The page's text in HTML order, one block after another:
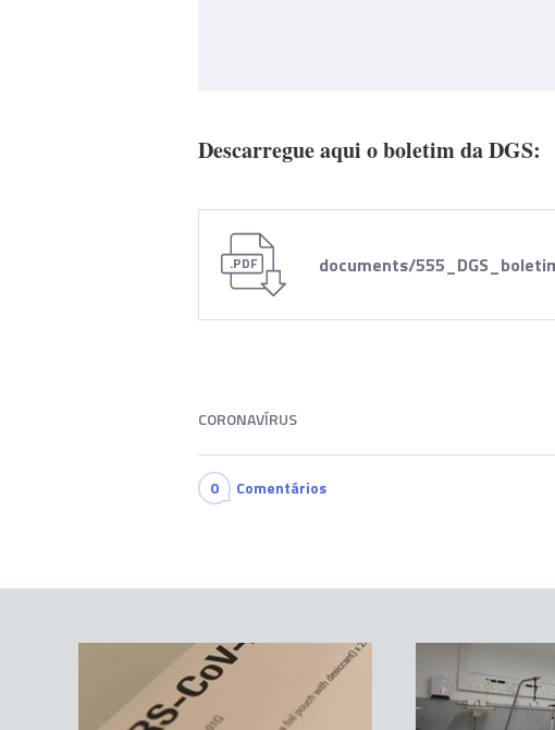
Descarregue aqui o boletim da DGS:
.PDF documents/
CORONAVÍRUS
0 Comentários